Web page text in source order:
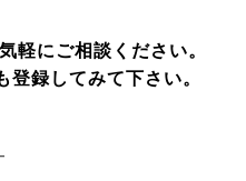
軽にご相談ください。
録してみて下さい。